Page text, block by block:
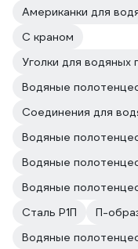
Американки для
С краном
Водяные
Водяные
Сталь Р1П
П-